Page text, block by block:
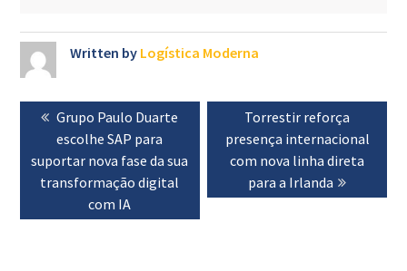
Written by Logística Moderna
Navegação
artigos
Previous
post:
Grupo Paulo Duarte
escolhe SAP para
suportar nova fase da sua
transformação digital
com IA
Next
post:
Torrestir reforça
presença internacional
com nova linha direta
para a Irlanda